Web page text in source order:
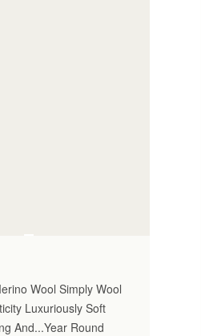
Wool Simply Wool
Luxuriously Soft
And...Year Round